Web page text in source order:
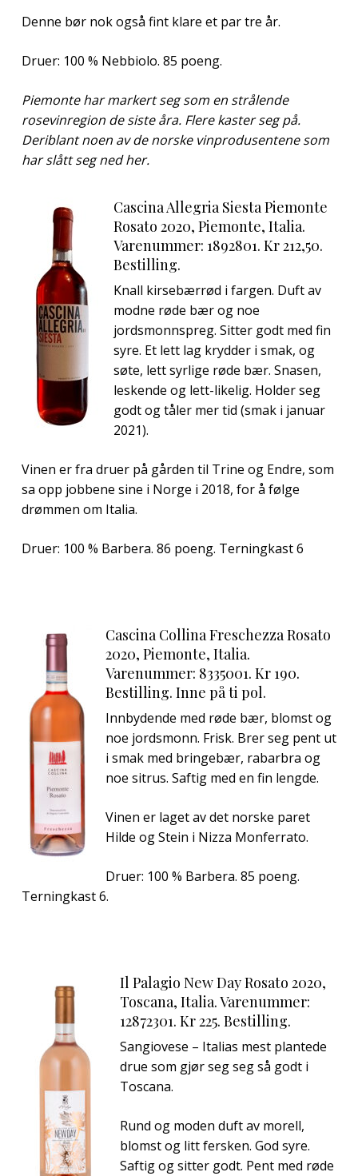
Denne bør nok også fint klare et par tre år.
Druer: 100 % Nebbiolo. 85 poeng.
Piemonte har markert seg som en strålende
rosevinregion de siste åra. Flere kaster seg på.
Deriblant noen av de norske vinprodusentene som
har slått seg ned her.
Cascina Allegria Siesta Piemonte
Rosato 2020, Piemonte, Italia.
Varenummer: 1892801. Kr 212,50.
Bestilling.
Knall kirsebærrød i fargen. Duft av
modne røde bær og noe
jordsmonnspreg. Sitter godt med fin
syre. Et lett lag krydder i smak, og
søte, lett syrlige røde bær. Snasen,
leskende og lett-likelig. Holder seg
godt og tåler mer tid (smak i januar
2021).
Vinen er fra druer på gården til Trine og Endre, som
sa opp jobbene sine i Norge i 2018, for å følge
drømmen om Italia.
Druer: 100 % Barbera. 86 poeng. Terningkast 6
Cascina Collina Freschezza Rosato
2020, Piemonte, Italia.
Varenummer: 8335001. Kr 190.
Bestilling. Inne på ti pol.
Innbydende med røde bær, blomst og
noe jordsmonn. Frisk. Brer seg pent ut
i smak med bringebær, rabarbra og
noe sitrus. Saftig med en fin lengde.
Vinen er laget av det norske paret
Hilde og Stein i Nizza Monferrato.
Druer: 100 % Barbera. 85 poeng.
Terningkast 6.
Il Palagio New Day Rosato 2020,
Toscana, Italia. Varenummer:
12872301. Kr 225. Bestilling.
Sangiovese – Italias mest plantede
drue som gjør seg seg så godt i
Toscana.
Rund og moden duft av morell,
blomst og litt fersken. God syre.
Saftig og sitter godt. Pent med røde